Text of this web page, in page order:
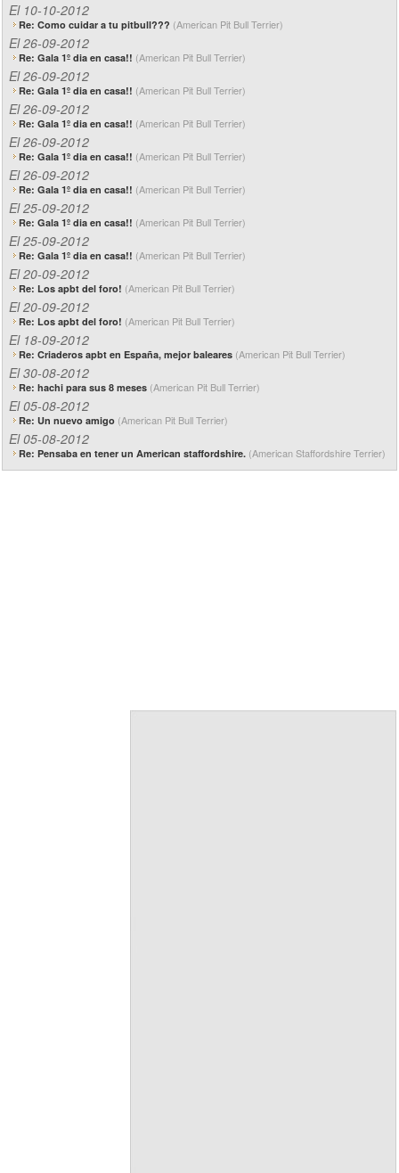
El 10-10-2012
Re: Como cuidar a tu pitbull??? (American Pit Bull Terrier)
El 26-09-2012
Re: Gala 1º dia en casa!! (American Pit Bull Terrier)
El 26-09-2012
Re: Gala 1º dia en casa!! (American Pit Bull Terrier)
El 26-09-2012
Re: Gala 1º dia en casa!! (American Pit Bull Terrier)
El 26-09-2012
Re: Gala 1º dia en casa!! (American Pit Bull Terrier)
El 26-09-2012
Re: Gala 1º dia en casa!! (American Pit Bull Terrier)
El 25-09-2012
Re: Gala 1º dia en casa!! (American Pit Bull Terrier)
El 25-09-2012
Re: Gala 1º dia en casa!! (American Pit Bull Terrier)
El 20-09-2012
Re: Los apbt del foro! (American Pit Bull Terrier)
El 20-09-2012
Re: Los apbt del foro! (American Pit Bull Terrier)
El 18-09-2012
Re: Criaderos apbt en España, mejor baleares (American Pit Bull Terrier)
El 30-08-2012
Re: hachi para sus 8 meses (American Pit Bull Terrier)
El 05-08-2012
Re: Un nuevo amigo (American Pit Bull Terrier)
El 05-08-2012
Re: Pensaba en tener un American staffordshire. (American Staffordshire Terrier)